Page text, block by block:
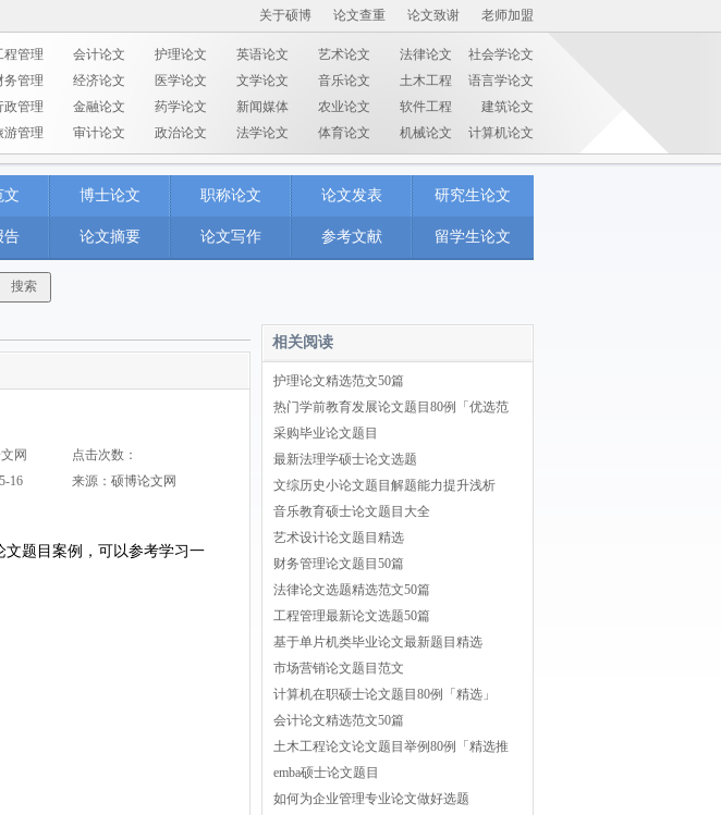
关于硕博 论文查重 论文致谢 老师加盟
程管理 会计论文 护理论文 英语论文 艺术论文 法律论文
社会学论文
务管理 经济论文 医学论文 文学论文 音乐论文 土木工程
语言学论文
政管理 金融论文 药学论文 新闻媒体 农业论文 软件工程
建筑论文
游管理 审计论文 政治论文 法学论文 体育论文 机械论文 计算机论文
文 博士论文 职称论文 论文发表 研究生论文
告 论文摘要 论文写作 参考文献 留学生论文
网
点击次数：
16 来源：硕博论文网
文题目案例，可以参考学习一
相关阅读
护理论文精选范文50篇
热门学前教育发展论文题目80例「优选范
采购毕业论文题目
最新法理学硕士论文选题
文综历史小论文题目解题能力提升浅析
音乐教育硕士论文题目大全
艺术设计论文题目精选
财务管理论文题目50篇
法律论文选题精选范文50篇
工程管理最新论文选题50篇
基于单片机类毕业论文最新题目精选
市场营销论文题目范文
计算机在职硕士论文题目80例「精选」
会计论文精选范文50篇
土木工程论文论文题目举例80例「精选推
emba硕士论文题目
如何为企业管理专业论文做好选题